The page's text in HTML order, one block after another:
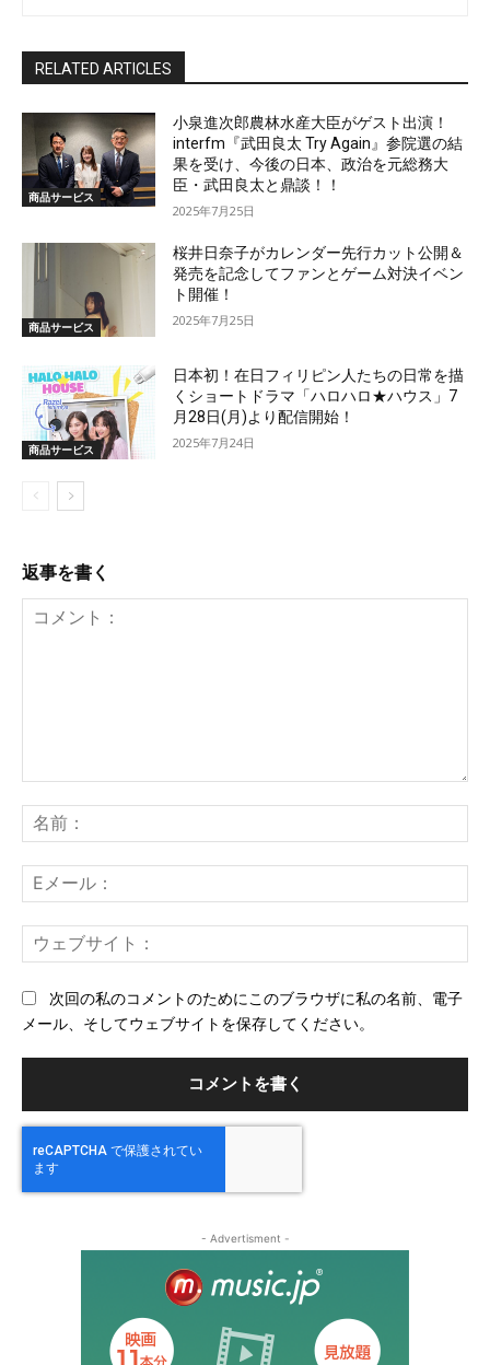
RELATED ARTICLES
商品サービス
小泉進次郎農林水産大臣がゲスト出演！
interfm『武田良太 Try Again』参院選の結
果を受け、今後の日本、政治を元総務大
臣・武田良太と鼎談！！
2025年7月25日
商品サービス
桜井日奈子がカレンダー先行カット公開＆
発売を記念してファンとゲーム対決イベン
ト開催！
2025年7月25日
商品サービス
日本初！在日フィリピン人たちの日常を描
くショートドラマ「ハロハロ★ハウス」7
月28日(月)より配信開始！
2025年7月24日
返事を書く
ン
ト：
前
メ
ー
ェ
次回の私のコメントのためにこのブラウザに私の名前、電子
メール、そしてウェブサイトを保存してください。
- Advertisment -